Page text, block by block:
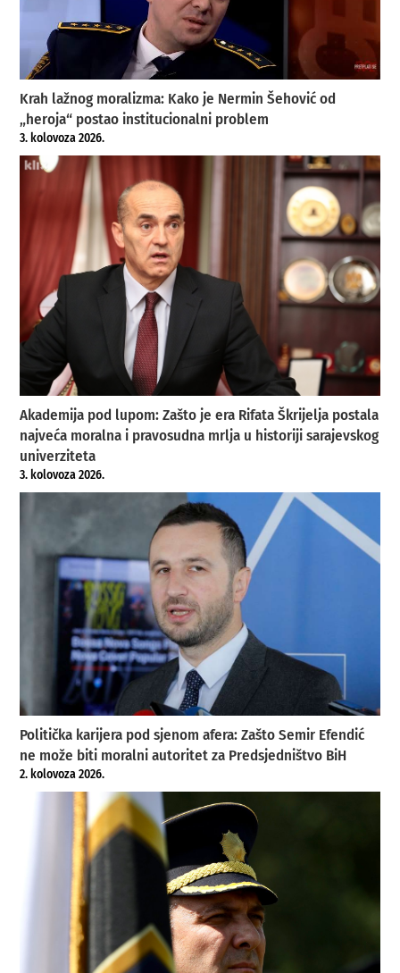
Krah lažnog moralizma: Kako je Nermin Šehović od
„heroja“ postao institucionalni problem
3. kolovoza 2026.
Akademija pod lupom: Zašto je era Rifata Škrijelja postala
najveća moralna i pravosudna mrlja u historiji sarajevskog
univerziteta
3. kolovoza 2026.
Politička karijera pod sjenom afera: Zašto Semir Efendić
ne može biti moralni autoritet za Predsjedništvo BiH
2. kolovoza 2026.